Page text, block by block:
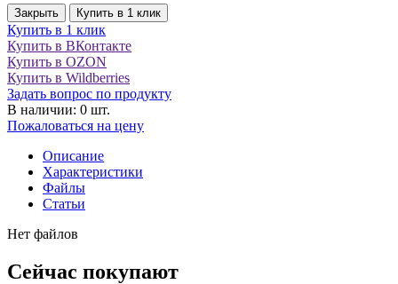
Закрыть Купить в 1 клик
Купить в 1 клик
Купить в ВКонтакте
Купить в OZON
Купить в Wildberries
Задать вопрос по продукту
В наличии: 0 шт.
Пожаловаться на цену
Описание
Характеристики
Файлы
Статьи
Нет файлов
Сейчас покупают